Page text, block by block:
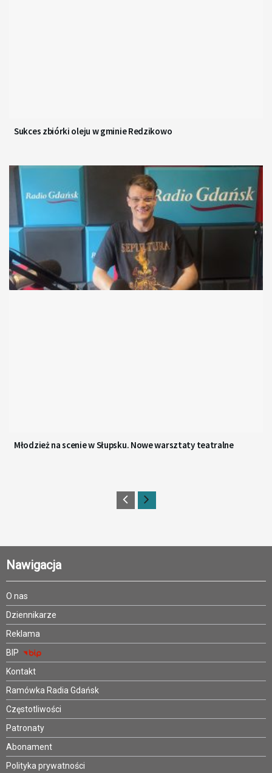
Sukces zbiórki oleju w gminie Redzikowo
Młodzież na scenie w Słupsku. Nowe warsztaty teatralne
Nawigacja
O nas
Dziennikarze
Reklama
BIP
Kontakt
Ramówka Radia Gdańsk
Częstotliwości
Patronaty
Abonament
Polityka prywatności